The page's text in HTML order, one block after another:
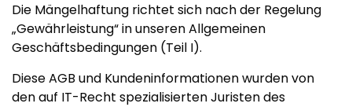
Die Mängelhaftung richtet sich nach der Regelung
„Gewährleistung“ in unseren Allgemeinen
Geschäftsbedingungen (Teil I).
Diese AGB und Kundeninformationen wurden von
den auf IT-Recht spezialisierten Juristen des